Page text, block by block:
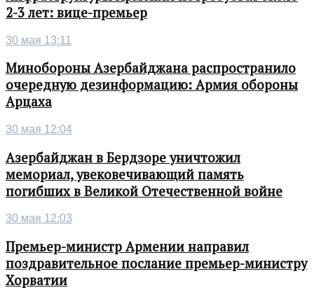
2-3 лет: вице-премьер
30 мая 13:11
Минобороны Азербайджана распространило
очередную дезинформацию: Армия обороны
Арцаха
30 мая 12:04
Азербайджан в Бердзоре уничтожил
мемориал, увековечивающий память
погибших в Великой Отечественной войне
30 мая 12:03
Премьер-министр Армении направил
поздравительное послание премьер-министру
Хорватии